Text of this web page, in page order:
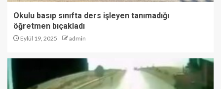
Okulu basıp sınıfta ders işleyen tanımadığı
öğretmen bıçakladı
Eylül 19, 2025 admin